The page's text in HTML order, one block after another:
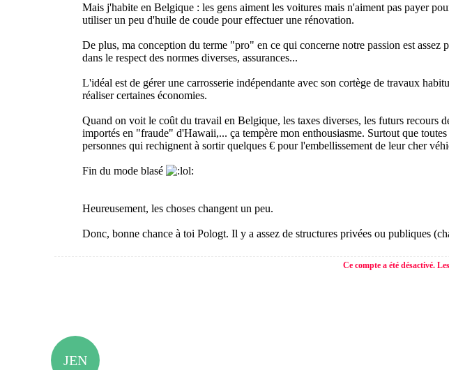
Mais j'habite en Belgique : les gens aiment les voitures mais n'aiment pas payer
utiliser un peu d'huile de coude pour effectuer une rénovation.
De plus, ma conception du terme "pro" en ce qui concerne notre passion est
dans le respect des normes diverses, assurances...
L'idéal est de gérer une carrosserie indépendante avec son cortège de travaux
réaliser certaines économies.
Quand on voit le coût du travail en Belgique, les taxes diverses, les futurs recours
importés en "fraude" d'Hawaii,... ça tempère mon enthousiasme. Surtout que
personnes qui rechignent à sortir quelques € pour l'embellissement de leur cher
Fin du mode blasé
Heureusement, les choses changent un peu.
Donc, bonne chance à toi Pologt. Il y a assez de structures privées ou publiques
Ce compte a été désactivé.
JEN